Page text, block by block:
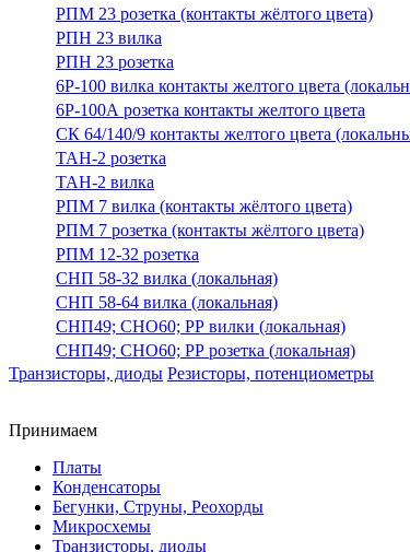
РПМ 23 розетка (контакты жёлтого цвета)
РПН 23 вилка
РПН 23 розетка
6Р-100 вилка контакты желтого цвета
6Р-100А розетка контакты желтого цвета
СК 64/140/9 контакты желтого цвета
ТАН-2 розетка
ТАН-2 вилка
РПМ 7 вилка (контакты жёлтого цвета)
РПМ 7 розетка (контакты жёлтого цвета)
РПМ 12-32 розетка
СНП 58-32 вилка (локальная)
СНП 58-64 вилка (локальная)
СНП49; СНО60; РР вилки (локальная)
СНП49; СНО60; РР розетка (локальная)
Транзисторы, диоды Резисторы, потенциометры
Принимаем
Платы
Конденсаторы
Бегунки, Струны, Реохорды
Микросхемы
Транзисторы, диоды